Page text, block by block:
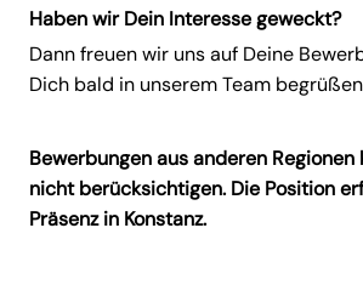
Haben wir Dein Interesse geweckt?
Dann freuen wir uns auf Deine
Dich bald in unserem Team
Bewerbungen aus anderen
nicht berücksichtigen. Die Position
Präsenz in Konstanz.